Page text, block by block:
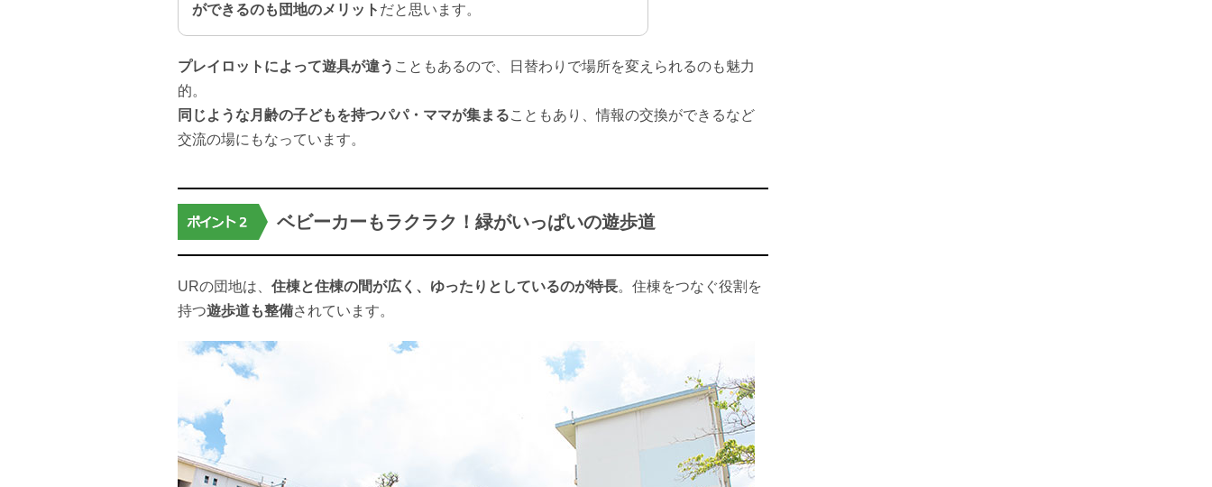
ができるのも団地のメリット だと思います。
プレイロットによって遊具が違う こともあるので、日替わりで場所を変えられるのも魅力
的。
同じような月齢の子どもを持つパパ・ママが集まることもあり、情報の交換ができるなど
交流の場にもなっています。
ベビーカーもラクラク！緑がいっぱいの遊歩道
URの団地は、 住棟と住棟の間が広く、ゆったりとしているのが特長。住棟をつなぐ役割を
持つ遊歩道も整備されています。